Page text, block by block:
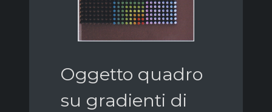
Oggetto quadro
su gradienti di